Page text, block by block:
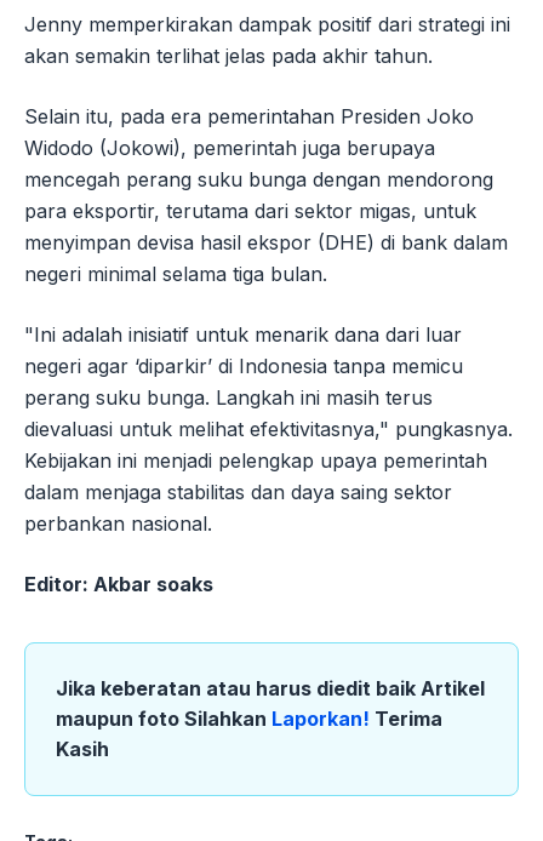
Jenny memperkirakan dampak positif dari strategi ini
akan semakin terlihat jelas pada akhir tahun.
Selain itu, pada era pemerintahan Presiden Joko
Widodo (Jokowi), pemerintah juga berupaya
mencegah perang suku bunga dengan mendorong
para eksportir, terutama dari sektor migas, untuk
menyimpan devisa hasil ekspor (DHE) di bank dalam
negeri minimal selama tiga bulan.
"Ini adalah inisiatif untuk menarik dana dari luar
negeri agar ‘diparkir’ di Indonesia tanpa memicu
perang suku bunga. Langkah ini masih terus
dievaluasi untuk melihat efektivitasnya," pungkasnya.
Kebijakan ini menjadi pelengkap upaya pemerintah
dalam menjaga stabilitas dan daya saing sektor
perbankan nasional.
Editor: Akbar soaks
Jika keberatan atau harus diedit baik Artikel
maupun foto Silahkan Laporkan! Terima
Kasih